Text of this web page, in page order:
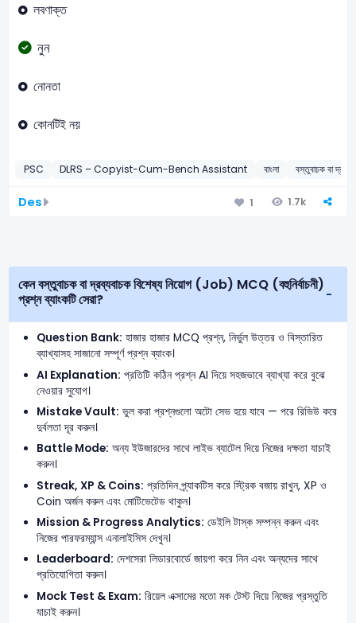
লবণাক্ত
নুন
নোনতা
কোনটিই নয়
PSC DLRS – Copyist-Cum-Bench Assistant বাংলা বস্তুবাচক বা
Des 1 1.7k
কেন বস্তুবাচক বা দ্রব্যবাচক বিশেষ্য নিয়োগ (Job) MCQ (বহুনির্বাচনী)
প্রশ্ন ব্যাংকটি সেরা?
Question Bank: হাজার হাজার MCQ প্রশ্ন, নির্ভুল উত্তর ও বিস্তারিত
ব্যাখ্যাসহ সাজানো সম্পূর্ণ প্রশ্ন ব্যাংক।
AI Explanation: প্রতিটি কঠিন প্রশ্ন AI দিয়ে সহজভাবে ব্যাখ্যা করে বুঝে
নেওয়ার সুযোগ।
Mistake Vault: ভুল করা প্রশ্নগুলো অটো সেভ হয়ে যাবে — পরে রিভিউ করে
দুর্বলতা দূর করুন।
Battle Mode: অন্য ইউজারদের সাথে লাইভ ব্যাটেল দিয়ে নিজের দক্ষতা যাচাই
করুন।
Streak, XP & Coins: প্রতিদিন প্র্যাকটিস করে স্ট্রিক বজায় রাখুন, XP ও
Coin অর্জন করুন এবং মোটিভেটেড থাকুন।
Mission & Progress Analytics: ডেইলি টাস্ক সম্পন্ন করুন এবং
নিজের পারফরম্যান্স এনালাইসিস দেখুন।
Leaderboard: দেশসেরা লিডারবোর্ডে জায়গা করে নিন এবং অন্যদের সাথে
প্রতিযোগিতা করুন।
Mock Test & Exam: রিয়েল এক্সামের মতো মক টেস্ট দিয়ে নিজের প্রস্তুতি
যাচাই করুন।